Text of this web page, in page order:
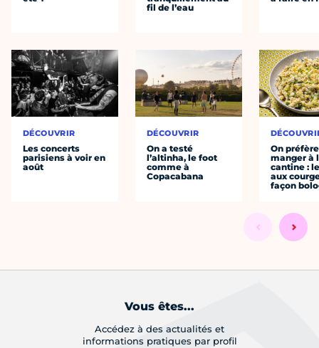
DÉCOUVRIR
Les concerts
parisiens à voir en
août
fil de l’eau
DÉCOUVRIR
On a testé
l’altinha, le foot
comme à
Copacabana
On préfère
manger à
cantine :
aux
façon
Vous êtes...
Accédez à des actualités et
informations pratiques par profil